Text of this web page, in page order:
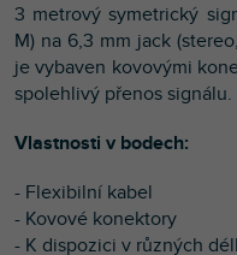
3 metrový symetrický
M) na 6,3 mm jack
je vybaven kovovými
spolehlivý přenos signálu.
Vlastnosti v bodech:
- Flexibilní kabel
- Kovové konektory
- K dispozici v různých